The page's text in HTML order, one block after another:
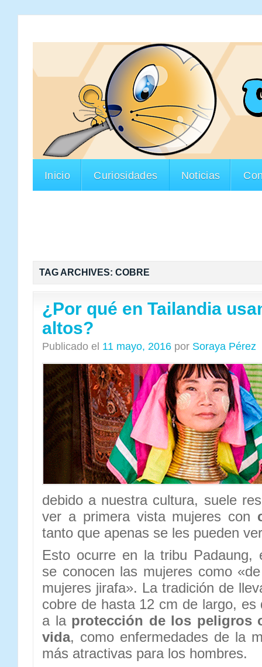
Inicio Curiosidades Noticias
TAG ARCHIVES: COBRE
¿Por qué en Tailandia
altos?
Publicado el 11 mayo, 2016 por Soraya Pérez
debido a nuestra cultura, suele
ver a primera vista mujeres con
tanto que apenas se les pueden
Esto ocurre en la tribu
se conocen las mujeres como
mujeres jirafa». La tradición de
cobre de hasta 12 cm de largo, es
a laprotección de los peligros
vida, como enfermedades de la
más atractivas para los hombres.